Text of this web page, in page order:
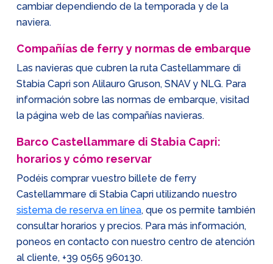
cambiar dependiendo de la temporada y de la
naviera.
Compañías de ferry y normas de embarque
Las navieras que cubren la ruta Castellammare di
Stabia Capri son Alilauro Gruson, SNAV y NLG. Para
información sobre las normas de embarque, visitad
la página web de las compañías navieras.
Barco Castellammare di Stabia Capri:
horarios y cómo reservar
Podéis comprar vuestro billete de ferry
Castellammare di Stabia Capri utilizando nuestro
sistema de reserva en línea, que os permite también
consultar horarios y precios. Para más información,
poneos en contacto con nuestro centro de atención
al cliente, +39 0565 960130.